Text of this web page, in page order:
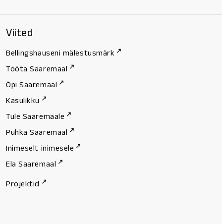
Viited
Bellingshauseni mälestusmärk
Tööta Saaremaal
Õpi Saaremaal
Kasulikku
Tule Saaremaale
Puhka Saaremaal
Inimeselt inimesele
Ela Saaremaal
Projektid